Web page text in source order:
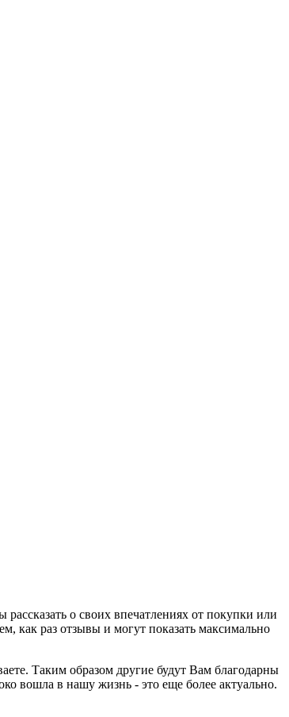
о своих впечатлениях от покупки или
как раз отзывы и могут показать максимально
Таким образом другие будут Вам благодарны
вошла в нашу жизнь - это еще более актуально.